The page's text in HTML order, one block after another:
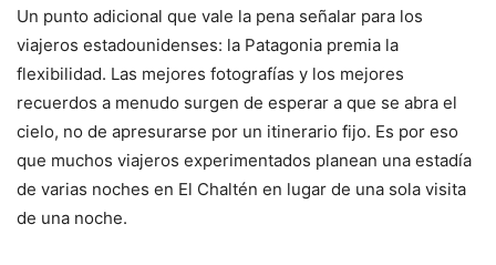
Un punto adicional que vale la pena señalar para los
viajeros estadounidenses: la Patagonia premia la
flexibilidad. Las mejores fotografías y los mejores
recuerdos a menudo surgen de esperar a que se abra el
cielo, no de apresurarse por un itinerario fijo. Es por eso
que muchos viajeros experimentados planean una estadía
de varias noches en El Chaltén en lugar de una sola visita
de una noche.